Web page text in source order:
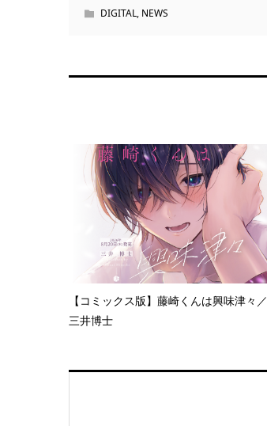
DIGITAL, NEWS
【コミックス版】藤崎くんは興味津々／
三井博士